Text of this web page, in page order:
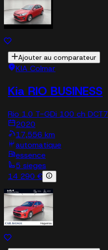
Ajouter au comparateur
KIA Colmar
Kia RIO BUSINESS
Rio 1.0 T-GDi 100 ch DCT7
2020
17,556 km
automatique
essence
5 sieges
14 290 €